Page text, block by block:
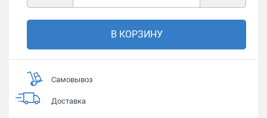
В КОРЗИНУ
Самовывоз
Доставка